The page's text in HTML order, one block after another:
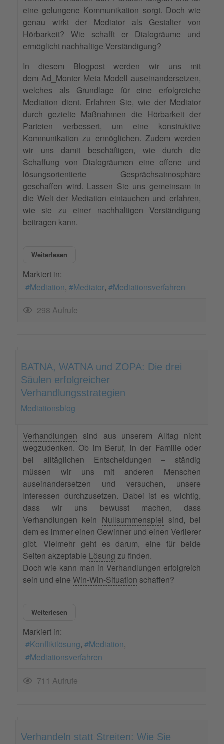
eine gelungene Kommunikation sorgt. Doch wie
genau wirkt der Mediator als Gestalter von
Hörbarkeit? Wie schafft er Dialogräume und
ermöglicht nachhaltige Verständigung?
In diesem Blogpost werden wir uns mit
dem Ad_Monter Meta Modell auseinandersetzen,
welches als Grundlage für eine erfolgreiche
Mediation dient. Erfahren Sie, wie der Mediator
durch gezielte Maßnahmen die Hörbarkeit der
Parteien verbessert, um eine konstruktive
Kommunikation zu ermöglichen. Zudem werden
wir uns damit beschäftigen, wie durch die
Schaffung von Dialogräumen eine offene und
lösungsorientierte Gesprächsatmosphäre
geschaffen wird. Lassen Sie uns gemeinsam in
die Welt der Mediation eintauchen und erfahren,
wie sie zu einer nachhaltigen Verständigung
beitragen kann.
Weiterlesen
Markiert in:
Mediation
Mediator Mediationsverfahren
298 Aufrufe
BATNA, WATNA und ZOPA: Die drei
Säulen erfolgreicher
Verhandlungsstrategien
Mediationsblog
Verhandlungen sind aus unserem Alltag nicht
wegzudenken. Ob im Beruf, in der Familie oder
bei alltäglichen Entscheidungen – ständig
müssen wir uns mit anderen Menschen
auseinandersetzen und versuchen, unsere
Interessen durchzusetzen. Dabei ist es wichtig,
dass wir uns bewusst machen, dass
Verhandlungen kein Nullsummenspiel sind, bei
dem es immer einen Gewinner und einen Verlierer
gibt. Vielmehr geht es darum, eine für beide
Seiten akzeptable Lösung zu finden.
Doch wie kann man in Verhandlungen erfolgreich
sein und eine Win-Win-Situation schaffen?
Weiterlesen
Markiert in:
Konfliktlösung
Mediation
Mediationsverfahren
711 Aufrufe
Verhandeln statt Streiten: Wie Sie